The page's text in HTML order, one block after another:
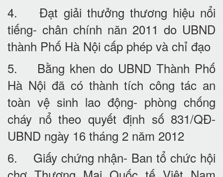
4. Đạt giải thưởng thương hiệu nổi
tiếng- chân chính năn 2011 do UBND
thành Phố Hà Nội cấp phép và chỉ đạo
5. Bằng khen do UBND Thành Phố
Hà Nội đã có thành tích công tác an
toàn vệ sinh lao động- phòng chống
cháy nổ theo quyết định số 831/QĐ-
UBND ngày 16 tháng 2 năm 2012
6. Giấy chứng nhận- Ban tổ chức hội